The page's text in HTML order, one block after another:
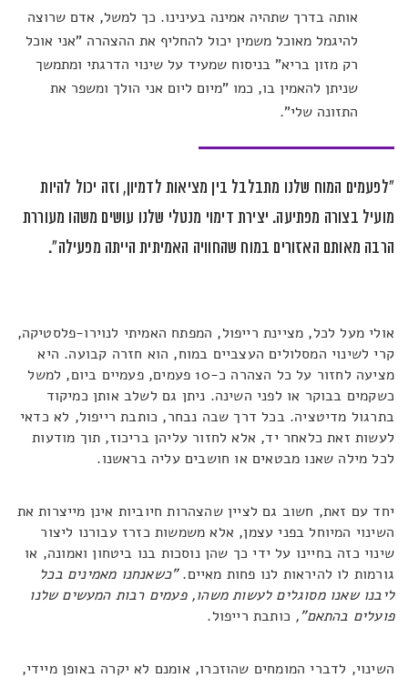
אותה בדרך שתהיה אמינה בעינינו. כך למשל, אדם שרוצה
להיגמל מאוכל משמין יכול להחליף את ההצהרה "אני אוכל
רק מזון בריא" בניסוח שמעיד על שינוי הדרגתי ומתמשך
שניתן להאמין בו, כמו "מיום ליום אני הולך ומשפר את
התזונה שלי".
"לפעמים המוח שלנו מתבלבל בין מציאות לדמיון, וזה יכול להיות
מועיל בצורה מפתיעה. יצירת דימוי מנטלי שלנו עושים משהו מעוררת
הרבה מאותם האזורים במוח שהחוויה האמיתית הייתה מפעילה".
אולי מעל לכל, מציינת רייפול, המפתח האמיתי לנוירו-פלסטיקה,
קרי לשינוי המסלולים העצביים במוח, הוא חזרה קבועה. היא
מציעה לחזור על כל הצהרה כ-10 פעמים, פעמיים ביום, למשל
כשקמים בבוקר או לפני השינה. ניתן גם לשלב אותן כמיקוד
בתרגול מדיטציה. בכל דרך שבה נבחר, כותבת רייפול, לא כדאי
לעשות זאת כלאחר יד, אלא לחזור עליהן בריכוז, תוך מודעות
לכל מילה שאנו מבטאים או חושבים עליה בראשנו.
יחד עם זאת, חשוב גם לציין שהצהרות חיוביות אינן מייצרות את
השינוי המיוחל בפני עצמן, אלא משמשות כזרז עבורנו ליצור
שינוי כזה בחיינו על ידי כך שהן נוסכות בנו ביטחון ואמונה, או
גורמות לו להיראות לנו פחות מאיים."כשאנחנו מאמינים בכל
ליבנו שאנו מסוגלים לעשות משהו, פעמים רבות המעשים שלנו
פועלים בהתאם", כותבת רייפול.
השינוי, לדברי המומחים שהוזכרו, אומנם לא יקרה באופן מיידי,